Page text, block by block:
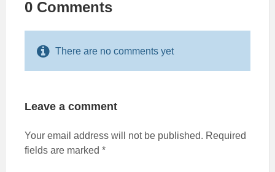
0 Comments
There are no comments yet
Leave a comment
Your email address will not be published. Required
fields are marked *